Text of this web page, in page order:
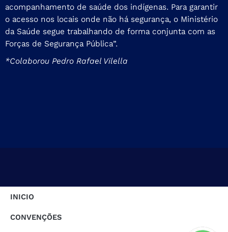
acompanhamento de saúde dos indígenas. Para garantir
o acesso nos locais onde não há segurança, o Ministério
da Saúde segue trabalhando de forma conjunta com as
Forças de Segurança Pública”.
*Colaborou Pedro Rafael Vilella
INICIO
CONVENÇÕES